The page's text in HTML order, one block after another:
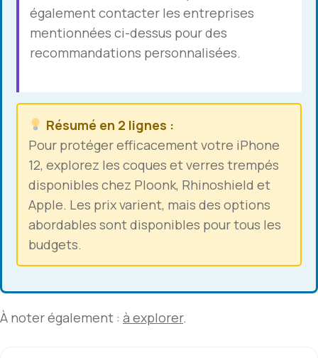
également contacter les entreprises
mentionnées ci-dessus pour des
recommandations personnalisées.
Résumé en 2 lignes :
Pour protéger efficacement votre iPhone
12, explorez les coques et verres trempés
disponibles chez Ploonk, Rhinoshield et
Apple. Les prix varient, mais des options
abordables sont disponibles pour tous les
budgets.
À noter également : à explorer.